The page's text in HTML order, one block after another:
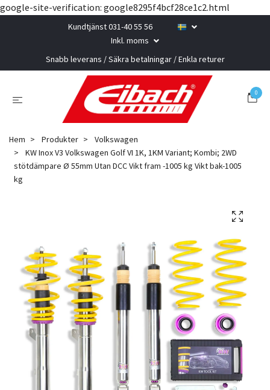
google-site-verification: google8295f4bcf28ce1c2.html
Kundtjänst 031-40 55 56
Inkl. moms
Snabb leverans / Säkra betalningar / Enkla returer
0
Hem Produkter
Volkswagen
KW Inox V3 Volkswagen Golf VI 1K, 1KM Variant; Kombi; 2WD
stötdämpare Ø 55mm Utan DCC Vikt fram -1005 kg Vikt bak-1005
kg